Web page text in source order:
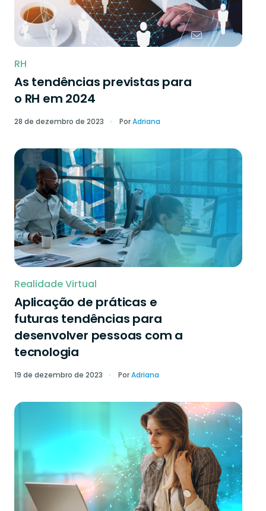
RH
As tendências previstas para
o RH em 2024
28 de dezembro de 2023 PorAdriana
Realidade Virtual
Aplicação de práticas e
futuras tendências para
desenvolver pessoas com a
tecnologia
19 de dezembro de 2023 PorAdriana